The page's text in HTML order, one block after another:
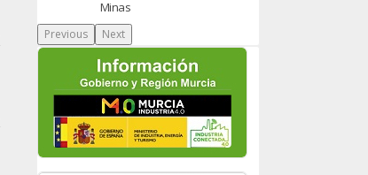
Minas
Previous Next